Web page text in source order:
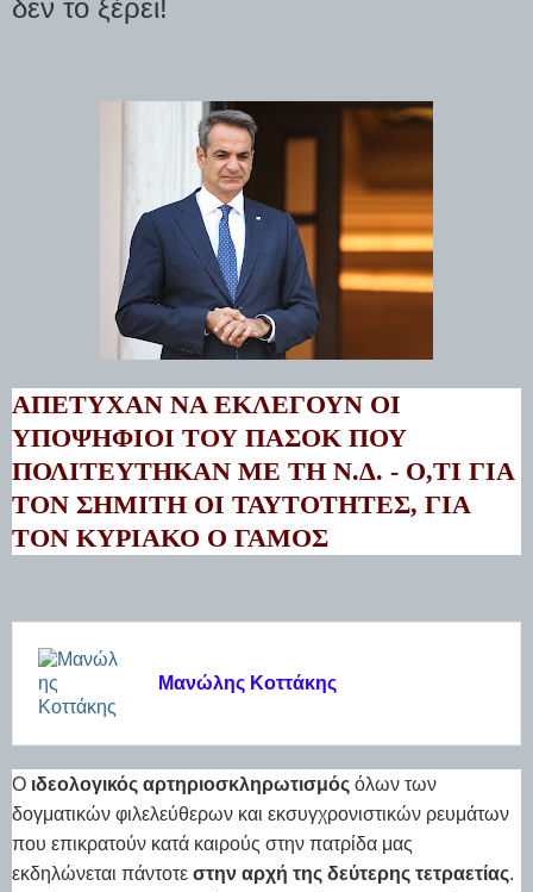
δεν το ξέρει!
ΑΠΈΤΥΧΑΝ ΝΑ ΕΚΛΕΓΟΎΝ ΟΙ
ΥΠΟΨΉΦΙΟΙ ΤΟΥ ΠΑΣΟΚ ΠΟΥ
ΠΟΛΙΤΕΎΤΗΚΑΝ ΜΕ ΤΗ Ν.Δ. - O,ΤΙ ΓΙΑ
ΤΟΝ ΣΗΜΊΤΗ ΟΙ ΤΑΥΤΌΤΗΤΕΣ, ΓΙΑ
ΤΟΝ ΚΥΡΙΆΚΟ Ο ΓΆΜΟΣ
Μανώλης Κοττάκης
Ο ιδεολογικός αρτηριοσκληρωτισμός όλων των
δογματικών φιλελεύθερων και εκσυγχρονιστικών ρευμάτων
που επικρατούν κατά καιρούς στην πατρίδα μας
εκδηλώνεται πάντοτε στην αρχή της δεύτερης τετραετίας.